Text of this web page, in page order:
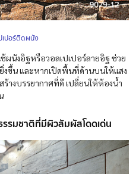
เปอร์ติดผนัง
ผนังอิฐหรือวอลเปเปอร์ลายอิฐ ช่วย
งขึ้น และหากเปิดพื้นที่ด้านบนให้แสง
ร้างบรรยากาศที่ดี เปลี่ยนให้ห้องน้ำ
รมชาติที่มีผิวสัมผัสโดดเด่น